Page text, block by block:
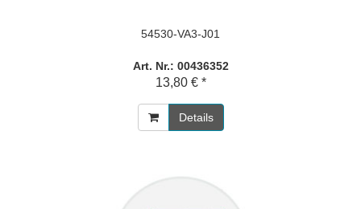
54530-VA3-J01
Art. Nr.: 00436352
13,80 € *
Details